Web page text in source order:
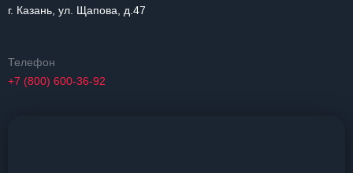
г. Казань, ул. Щапова, д.47
Телефон
+7 (800) 600-36-92